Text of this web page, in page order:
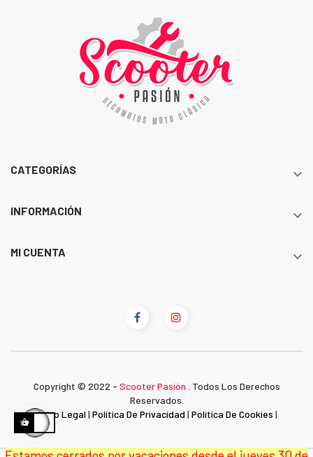
CATEGORÍAS 
INFORMACIÓN 
MI CUENTA 
Copyright © 2022 - Scooter Pasión
. Todos Los Derechos
Reservados.
Aviso Legal| Política De Privacidad | Política De Cookies |